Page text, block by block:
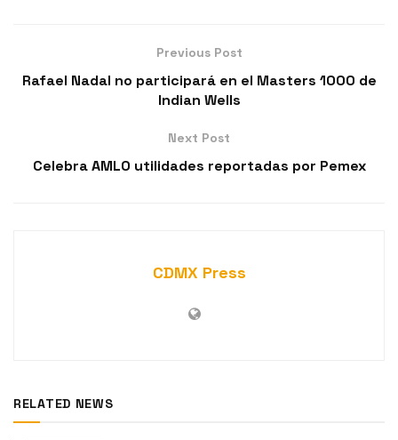
Previous Post
Rafael Nadal no participará en el Masters 1000 de
Indian Wells
Next Post
Celebra AMLO utilidades reportadas por Pemex
CDMX Press
RELATED NEWS